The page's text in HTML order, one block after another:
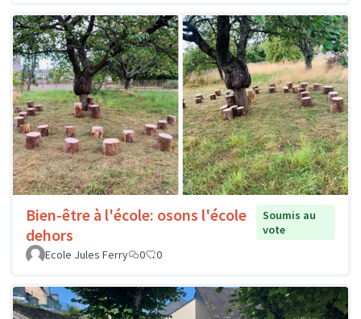
Bien-être à l'école: osons l'école
dehors
Soumis au
vote
Ecole Jules Ferry
0 0